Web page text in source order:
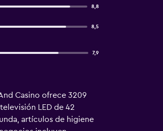
8,8
8,5
7,9
Casino ofrece 3209
LED de 42
artículos de higiene